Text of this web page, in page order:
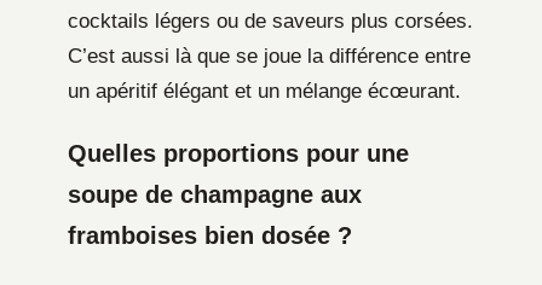
cocktails légers ou de saveurs plus corsées.
C’est aussi là que se joue la différence entre
un apéritif élégant et un mélange écœurant.
Quelles proportions pour une
soupe de champagne aux
framboises bien dosée ?